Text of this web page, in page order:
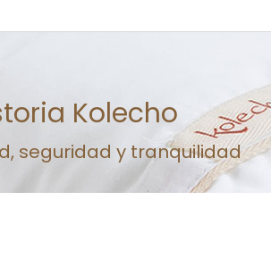
Kolecho
seguridad y tranquilidad